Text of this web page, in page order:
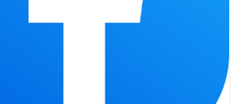
ŚWIĘTA W ŚWIĘTO